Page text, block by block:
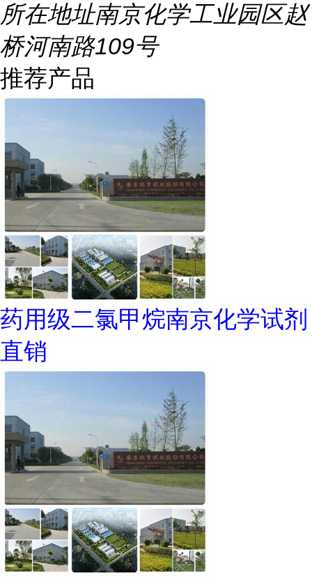
所在地址南京化学工业园区赵
桥河南路109号
推荐产品
药用级二氯甲烷南京化学试剂
直销